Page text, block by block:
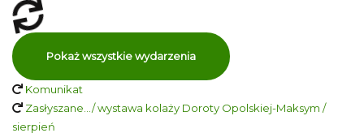
Pokaż wszystkie wydarzenia
Komunikat
Zasłyszane…/ wystawa kolaży Doroty Opolskiej-Maksym /
sierpień